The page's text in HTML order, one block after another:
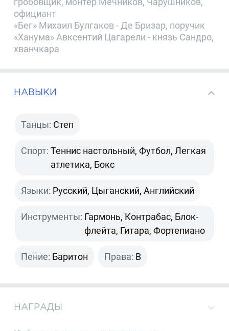
официант
«Бег» Михаил Булгаков - Де Бризар, поручик
«Ханума» Авксентий Цагарели - князь Сандро,
хванчкара
НАВЫКИ
Танцы: Степ
Спорт: Теннис настольный, Футбол, Легкая
атлетика, Бокс
Языки: Русский, Цыганский, Английский
Инструменты: Гармонь, Контрабас, Блок-
флейта, Гитара, Фортепиано
Пение: Баритон Права: B
НАГРАДЫ